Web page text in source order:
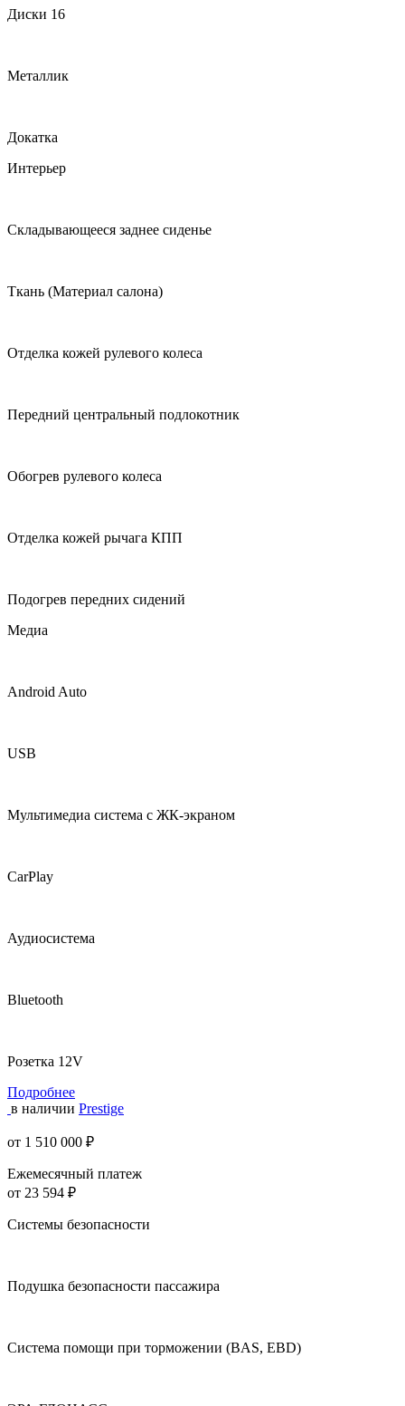
Диски 16
Металлик
Докатка
Интерьер
Складывающееся заднее сиденье
Ткань (Материал салона)
Отделка кожей рулевого колеса
Передний центральный подлокотник
Обогрев рулевого колеса
Отделка кожей рычага КПП
Подогрев передних сидений
Медиа
Android Auto
USB
Мультимедиа система с ЖК-экраном
CarPlay
Аудиосистема
Bluetooth
Розетка 12V
Подробнее
в наличии Prestige
от 1 510 000 ₽
Ежемесячный платеж
от 23 594 ₽
Системы безопасности
Подушка безопасности пассажира
Система помощи при торможении (BAS, EBD)